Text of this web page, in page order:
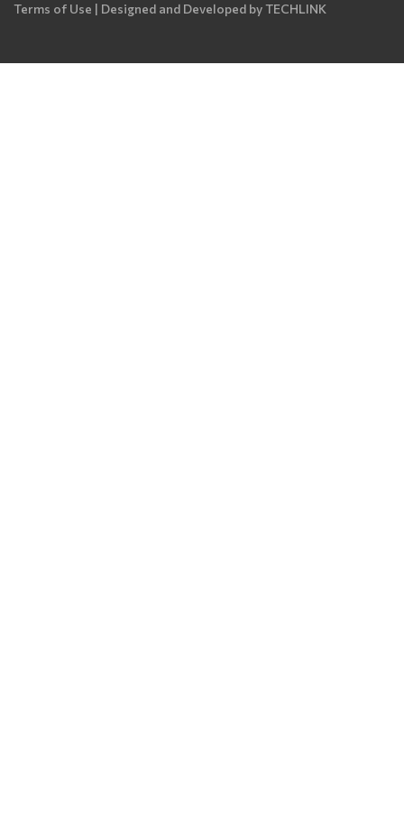
Terms of Use | Designed and Developed byTECHLINK